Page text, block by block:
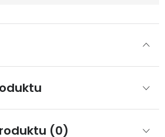
(0)